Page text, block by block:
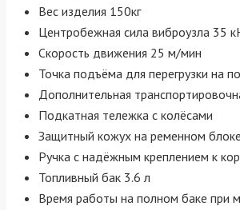
Вес изделия 150кг
Центробежная сила виброузла 35
Скорость движения 25 м/мин
Точка подъёма для перегрузки на
Дополнительная
Подкатная тележка с колёсами
Защитный кожух на ременном блоке
Ручка с надёжным креплением к
Топливный бак 3.6 л
Время работы на полном баке при